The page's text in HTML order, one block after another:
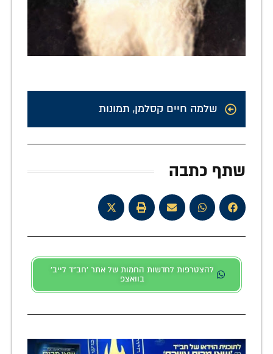
שלמה חיים קסלמן, תמונות
שתף כתבה
להצטרפות לחדשות החמות של אתר 'חב"ד לייב'
בוואצפ